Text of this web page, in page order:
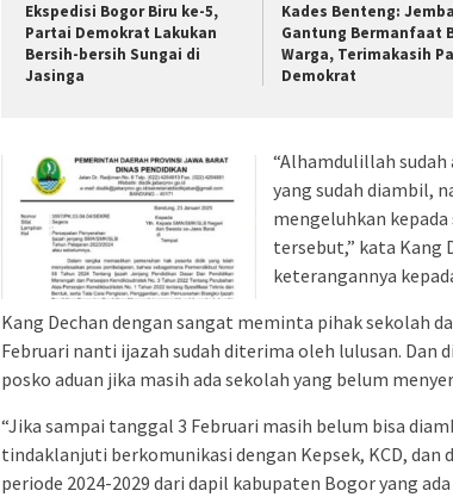
Ekspedisi Bogor Biru ke-5,
Partai Demokrat Lakukan
Bersih-bersih Sungai di
Jasinga
Kades Benteng:
Gantung Bermanfaat
Warga, Terimakasih
Demokrat
“Alhamdulillah sudah
yang sudah diambil,
mengeluhkan
tersebut,” kata Kang
keterangannya
Kang Dechan dengan sangat meminta pihak sekolah
Februari nanti ijazah sudah diterima oleh lulusan. Dan
posko aduan jika masih ada sekolah yang belum
“Jika sampai tanggal 3 Februari masih belum bisa
tindaklanjuti berkomunikasi dengan Kepsek, KCD, dan
periode 2024-2029 dari dapil kabupaten Bogor yang